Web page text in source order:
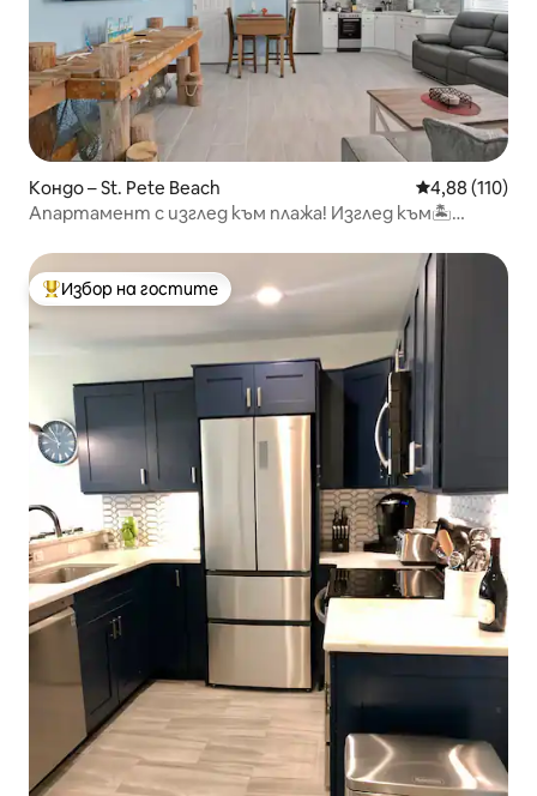
Кондо – St. Pete Beach Средна
4,88 (110)
Апартамент с изглед към плажа! Изглед към🏝
Най-популярен избор на гостите
Избор на гостите